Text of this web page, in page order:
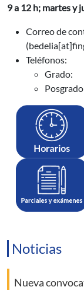
9 a 12 h; martes y
Correo de
Teléfonos:
Grado:
Noticias
Nueva